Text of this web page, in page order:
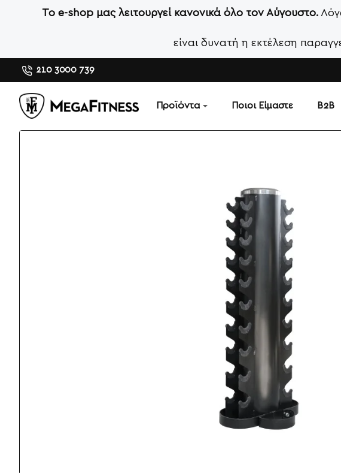
Το e-shop μας λειτουργεί κανονικά όλο τον Αύγουστο.
είναι δυνατή η εκτέλεση
210 3000 739
Προϊόντα Ποιοι Είμαστε Β2Β